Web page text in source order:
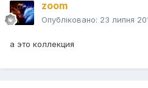
zoom
Опубліковано: 23 липня
а это коллекция